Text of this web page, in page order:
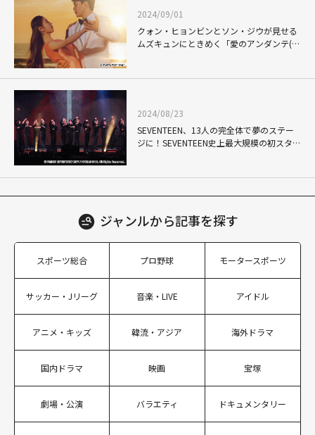
2024/09/01
クォン・ヒョンビンとソン・ジウが見せる
ムズキュンにときめく「愛のアンダンテ(原
2024/08/23
SEVENTEEN、13人の完全体で夢のステー
ジに！SEVENTEEN史上最大規模の初スタジ
ジャンルから記事を探す
スポーツ総合 プロ野球 モータースポーツ
サッカー・Jリーグ 音楽・LIVE アイドル
アニメ・キッズ 韓流・アジア 海外ドラマ
国内ドラマ 映画 宝塚
劇場・公演 バラエティ ドキュメンタリー